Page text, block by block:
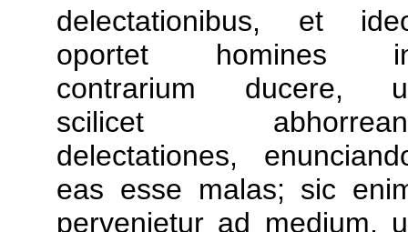
delectationibus, et
oportet homines
contrarium ducere,
scilicet
delectationes,
eas esse malas; sic
pervenietur ad medium,